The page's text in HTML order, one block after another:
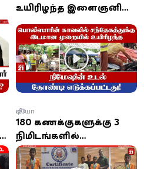
உயிரிழந்த இளைஞனின்
எடுக்கப்பட்டது!
180 கணக்குகளுக்கு 3
நிமிடங்களில்
விடையெழுதி சோழன்
உலக சாதனை படைத்த 8
வீடியோ